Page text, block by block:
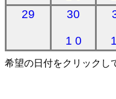
29
30
1 0
希望の日付をクリックし